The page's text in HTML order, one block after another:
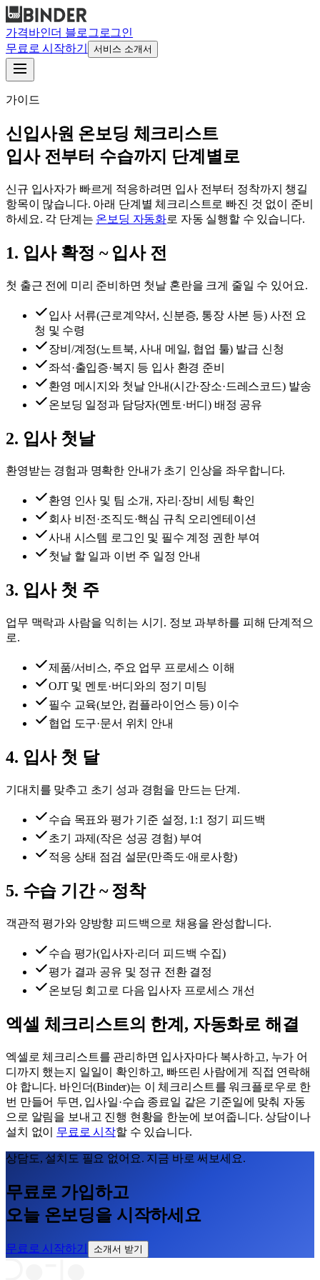
가격바인더 블로그 로그인
무료로 시작하기
서비스 소개서
가이드
신입사원 온보딩 체크리스트
입사 전부터 수습까지 단계별로
신규 입사자가 빠르게 적응하려면 입사 전부터 정착까지 챙길
항목이 많습니다. 아래 단계별 체크리스트로 빠진 것 없이 준비
하세요. 각 단계는 온보딩 자동화로 자동 실행할 수 있습니다.
1. 입사 확정 ~ 입사 전
첫 출근 전에 미리 준비하면 첫날 혼란을 크게 줄일 수 있어요.
입사 서류(근로계약서, 신분증, 통장 사본 등) 사전 요
청 및 수령
장비/계정(노트북, 사내 메일, 협업 툴) 발급 신청
좌석·출입증·복지 등 입사 환경 준비
환영 메시지와 첫날 안내(시간·장소·드레스코드) 발송
온보딩 일정과 담당자(멘토·버디) 배정 공유
2. 입사 첫날
환영받는 경험과 명확한 안내가 초기 인상을 좌우합니다.
환영 인사 및 팀 소개, 자리·장비 세팅 확인
회사 비전·조직도·핵심 규칙 오리엔테이션
사내 시스템 로그인 및 필수 계정 권한 부여
첫날 할 일과 이번 주 일정 안내
3. 입사 첫 주
업무 맥락과 사람을 익히는 시기. 정보 과부하를 피해 단계적으
로.
제품/서비스, 주요 업무 프로세스 이해
OJT 및 멘토·버디와의 정기 미팅
필수 교육(보안, 컴플라이언스 등) 이수
협업 도구·문서 위치 안내
4. 입사 첫 달
기대치를 맞추고 초기 성과 경험을 만드는 단계.
수습 목표와 평가 기준 설정, 1:1 정기 피드백
초기 과제(작은 성공 경험) 부여
적응 상태 점검 설문(만족도·애로사항)
5. 수습 기간 ~ 정착
객관적 평가와 양방향 피드백으로 채용을 완성합니다.
수습 평가(입사자·리더 피드백 수집)
평가 결과 공유 및 정규 전환 결정
온보딩 회고로 다음 입사자 프로세스 개선
엑셀 체크리스트의 한계, 자동화로 해결
엑셀로 체크리스트를 관리하면 입사자마다 복사하고, 누가 어
디까지 했는지 일일이 확인하고, 빠뜨린 사람에게 직접 연락해
야 합니다. 바인더(Binder)는 이 체크리스트를 워크플로우로 한
번 만들어 두면, 입사일·수습 종료일 같은 기준일에 맞춰 자동
으로 알림을 보내고 진행 현황을 한눈에 보여줍니다. 상담이나
설치 없이
무료로 시작할 수 있습니다.
상담도, 설치도 필요 없어요. 지금 바로 써보세요.
무료로 가입하고
오늘 온보딩을 시작하세요
무료로 시작하기 소개서 받기